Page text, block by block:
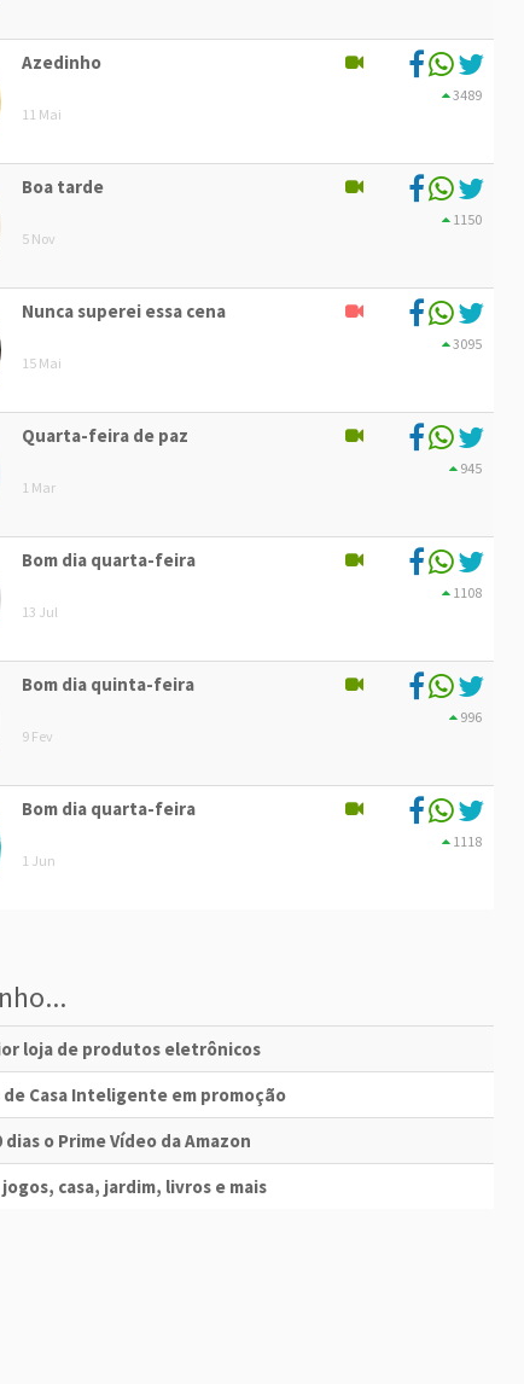
Azedinho
11 Mai
3489
Boa tarde
5 Nov
1150
Nunca superei essa cena
15 Mai
3095
Quarta-feira de paz
1 Mar
945
Bom dia quarta-feira
13 Jul
1108
Bom dia quinta-feira
9 Fev
996
Bom dia quarta-feira
1 Jun
1118
loja de produtos eletrônicos
Casa Inteligente em promoção
o Prime Vídeo da Amazon
casa, jardim, livros e mais